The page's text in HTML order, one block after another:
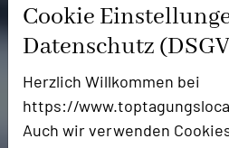
Cookie
Datenschutz
Herzlich Willkommen bei
https://
Auch wir verwenden